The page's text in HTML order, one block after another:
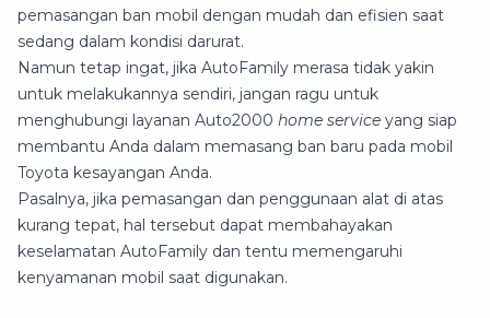
pemasangan ban mobil dengan mudah dan efisien saat
sedang dalam kondisi darurat.
Namun tetap ingat, jika AutoFamily merasa tidak yakin
untuk melakukannya sendiri, jangan ragu untuk
menghubungi layanan Auto2000 home service yang siap
membantu Anda dalam memasang ban baru pada mobil
Toyota kesayangan Anda.
Pasalnya, jika pemasangan dan penggunaan alat di atas
kurang tepat, hal tersebut dapat membahayakan
keselamatan AutoFamily dan tentu memengaruhi
kenyamanan mobil saat digunakan.